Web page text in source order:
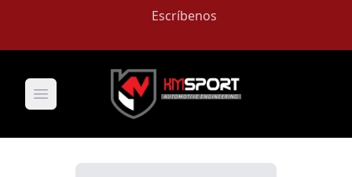
Escríbenos
Open main menu